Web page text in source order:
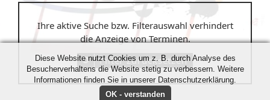
Ihre aktive Suche bzw. Filterauswahl verhindert
die Anzeige von Terminen.
Filter zurücksetzen
Diese Website nutzt Cookies um z. B. durch Analyse des
Besucherverhaltens die Website stetig zu verbessern. Weitere
Informationen finden Sie in unserer Datenschutzerklärung.